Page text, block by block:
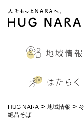
HUG NARA > 地域情報 >
絶品そば